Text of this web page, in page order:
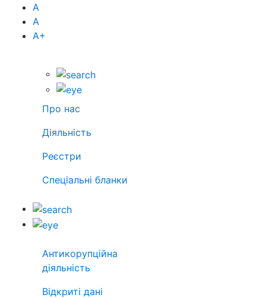
А
А
А+
Про нас
Діяльність
Реєстри
Спеціальні бланки
Антикорупційна
діяльність
Відкриті дані